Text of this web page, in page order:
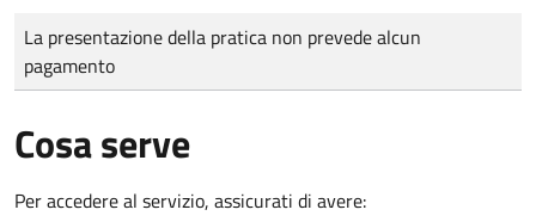
Tipo di pagamento
Importo
La presentazione della pratica non prevede alcun
pagamento
Cosa serve
Per accedere al servizio, assicurati di avere: